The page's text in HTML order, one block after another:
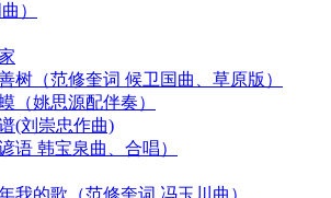
）
树（范修奎词 候卫国曲、草原版）
（姚思源配伴奏）
(刘崇忠作曲)
语 韩宝泉曲、合唱）